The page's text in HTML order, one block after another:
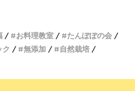
お料理教室
たんぽぽの会
ク 無添加
自然栽培